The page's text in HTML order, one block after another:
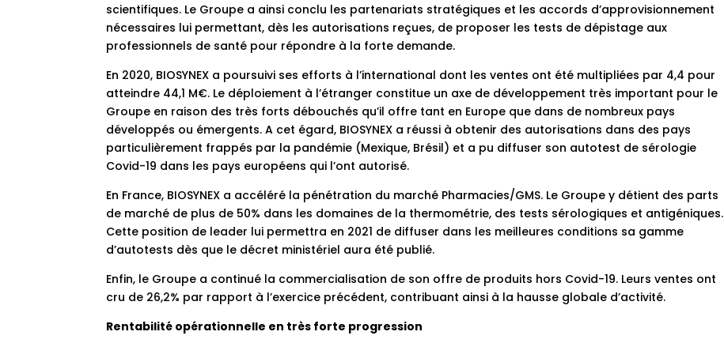
scientifiques. Le Groupe a ainsi conclu les partenariats stratégiques et les accords d’approvisionnement
nécessaires lui permettant, dès les autorisations reçues, de proposer les tests de dépistage aux
professionnels de santé pour répondre à la forte demande.
En 2020, BIOSYNEX a poursuivi ses efforts à l’international dont les ventes ont été multipliées par 4,4 pour
atteindre 44,1 M€. Le déploiement à l’étranger constitue un axe de développement très important pour le
Groupe en raison des très forts débouchés qu’il offre tant en Europe que dans de nombreux pays
développés ou émergents. A cet égard, BIOSYNEX a réussi à obtenir des autorisations dans des pays
particulièrement frappés par la pandémie (Mexique, Brésil) et a pu diffuser son autotest de sérologie
Covid-19 dans les pays européens qui l’ont autorisé.
En France, BIOSYNEX a accéléré la pénétration du marché Pharmacies/GMS. Le Groupe y détient des parts
de marché de plus de 50% dans les domaines de la thermométrie, des tests sérologiques et antigéniques.
Cette position de leader lui permettra en 2021 de diffuser dans les meilleures conditions sa gamme
d’autotests dès que le décret ministériel aura été publié.
Enfin, le Groupe a continué la commercialisation de son offre de produits hors Covid-19. Leurs ventes ont
cru de 26,2% par rapport à l’exercice précédent, contribuant ainsi à la hausse globale d’activité.
Rentabilité opérationnelle en très forte progression